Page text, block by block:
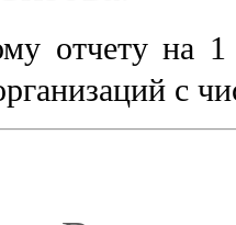
отчету на
с